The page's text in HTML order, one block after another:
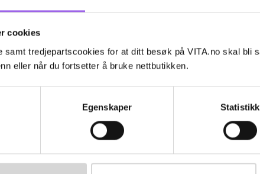
cookies
samt tredjepartscookies for at ditt besøk på VITA.no skal bli
eller når du fortsetter å bruke nettbutikken.
Egenskaper Statistikk